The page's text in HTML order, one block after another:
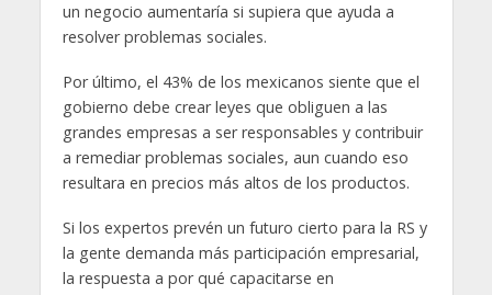
un negocio aumentaría si supiera que ayuda a
resolver problemas sociales.
Por último, el 43% de los mexicanos siente que el
gobierno debe crear leyes que obliguen a las
grandes empresas a ser responsables y contribuir
a remediar problemas sociales, aun cuando eso
resultara en precios más altos de los productos.
Si los expertos prevén un futuro cierto para la RS y
la gente demanda más participación empresarial,
la respuesta a por qué capacitarse en